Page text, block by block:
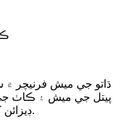
پيتل جي ميش ۽ ڪاٺ
ڊيزائن کي وڌيڪ عيش و آرام سان ٺاهيندو آهي.